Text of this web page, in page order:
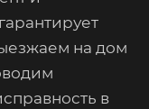
на дом
в